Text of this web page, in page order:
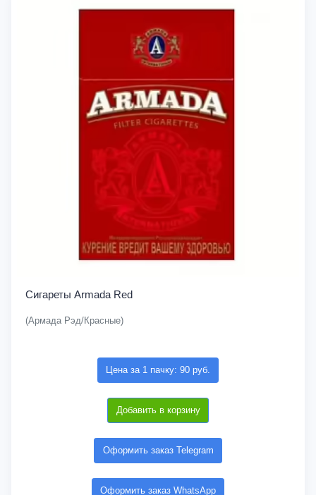
Сигареты Armada Red
(Армада Рэд/Красные)
Цена за 1 пачку: 90 руб.
Добавить в корзину
Оформить заказ Telegram
Оформить заказ WhatsApp